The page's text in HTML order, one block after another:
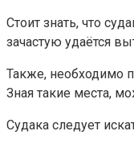
Стоит знать, что
зачастую удаётся
Также, необходимо
Зная такие места,
Судака следует